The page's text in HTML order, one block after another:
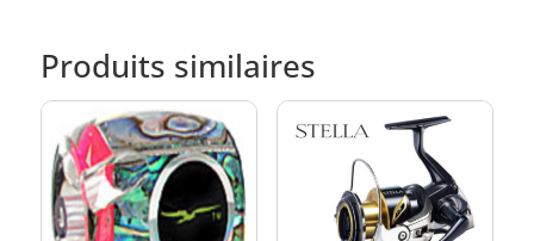
Produits similaires